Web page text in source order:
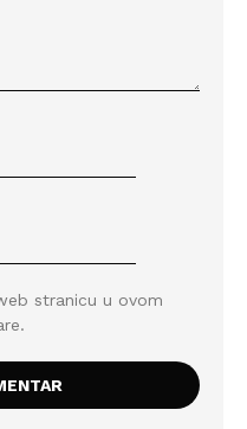
stranicu u ovom